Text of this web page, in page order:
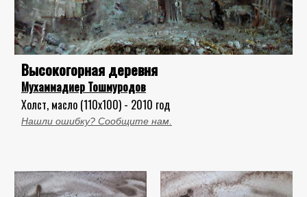
Высокогорная деревня
Мухаммадиер Тошмуродов
Холст, масло (110x100) - 2010 год
Нашли ошибку? Сообщите нам.